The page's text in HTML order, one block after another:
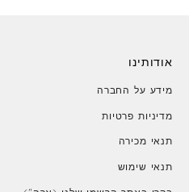
אודותינו
מידע על החברה
מדיניות פרטיות
תנאי מכירה
תנאי שימוש